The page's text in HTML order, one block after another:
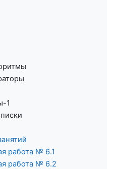
1
работа № 6.1
работа № 6.2